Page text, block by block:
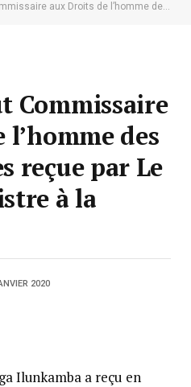
de l’homme des Nations Unies reçue par Le Premier Ministre à la Primature
Commissaire
des
reçue par Le
à la
2020
Ilunkamba a reçu en